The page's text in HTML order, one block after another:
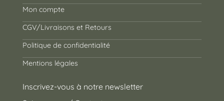
Mon compte
CGV/Livraisons et Retours
Politique de confidentialité
Mentions légales
Inscrivez-vous à notre newsletter